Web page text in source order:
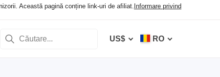
Această pagină conține link-uri de afiliat. Informare privind
US$ RO